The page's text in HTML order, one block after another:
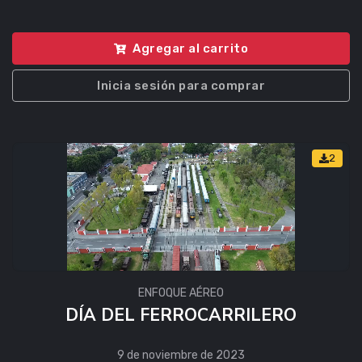
Agregar al carrito
Inicia sesión para comprar
2
ENFOQUE AÉREO
DÍA DEL FERROCARRILERO
9 de noviembre de 2023